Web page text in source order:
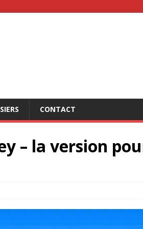
CONTACT
– la version